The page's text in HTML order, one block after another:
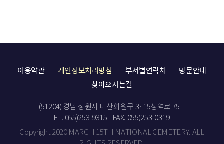
이용약관 개인정보처리방침 부서별연락처
방문안내
찾아오시는길
(51204) 경남 창원시 마산회원구 3·15성역로 75
TEL. 055)253-9315
FAX. 055)253-0319
Copyright 2020 MARCH 15TH NATIONAL CEMETERY. ALL